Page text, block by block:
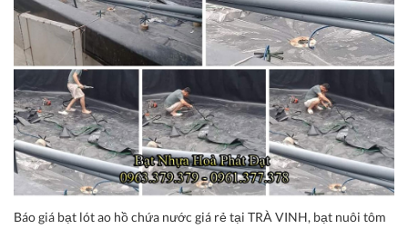
Báo giá bạt lót ao hồ chứa nước giá rẻ tại TRÀ VINH, bạt nuôi tôm